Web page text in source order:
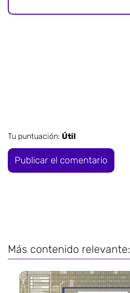
Tu puntuación: Útil
Más contenido relevante: